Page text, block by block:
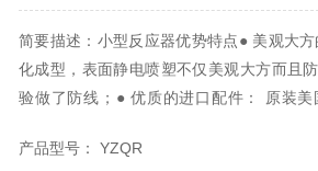
简要描述：小型反应器优势特点● 美观大
化成型，表面静电喷塑不仅美观大方而且
验做了防线；● 优质的进口配件： 原装
阀等优质进口配件为我们安全实验做了第二
产品型号： YZQR